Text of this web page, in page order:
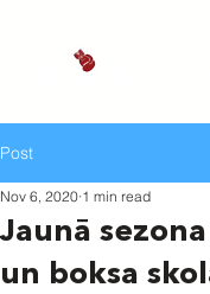
Post
Jaunā
un boksa
Nov 6, 2020 1 min read